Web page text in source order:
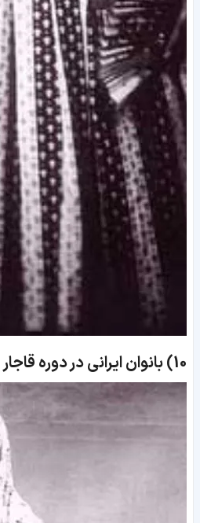
10) بانوان ایرانی در دوره قاجار